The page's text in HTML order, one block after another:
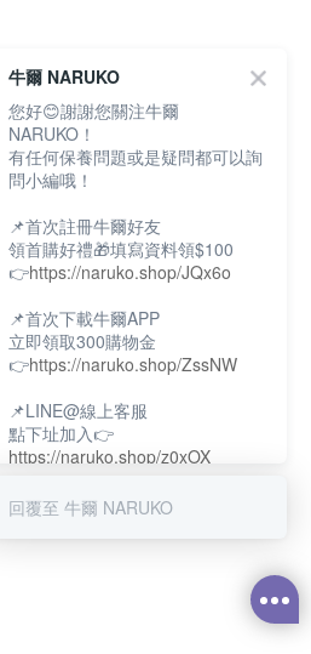
牛爾 NARUKO
您好😊謝謝您關注牛爾
NARUKO！
有任何保養問題或是疑問都可以詢
問小編哦！
📌首次註冊牛爾好友
領首購好禮🎁填寫資料領$100
👉https://naruko.shop/JQx6o
📌首次下載牛爾APP
立即領取300購物金
👉https://naruko.shop/ZssNW
📌LINE@線上客服
點下址加入👉
https://naruko.shop/z0xOX
📌電話客服：02-26581707
回覆至 牛爾 NARUKO